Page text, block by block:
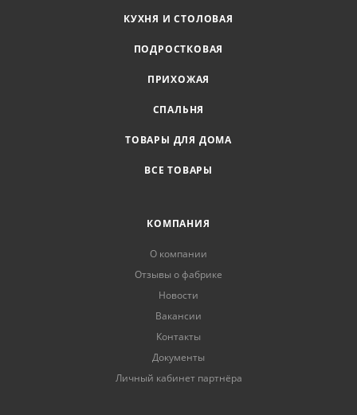
КУХНЯ И СТОЛОВАЯ
ПОДРОСТКОВАЯ
ПРИХОЖАЯ
СПАЛЬНЯ
ТОВАРЫ ДЛЯ ДОМА
ВСЕ ТОВАРЫ
КОМПАНИЯ
О компании
Отзывы о фабрике
Новости
Вакансии
Контакты
Документы
Личный кабинет партнёра